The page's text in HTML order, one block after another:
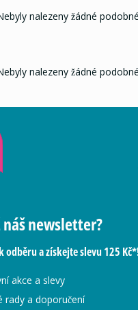
nalezeny žádné
nalezeny žádné
náš newsletter?
odběru a získejte slevu 125
akce a slevy
rady a doporučení